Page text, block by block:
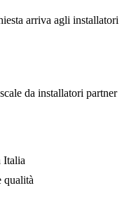
arriva agli installatori
da installatori partner
Italia
qualità